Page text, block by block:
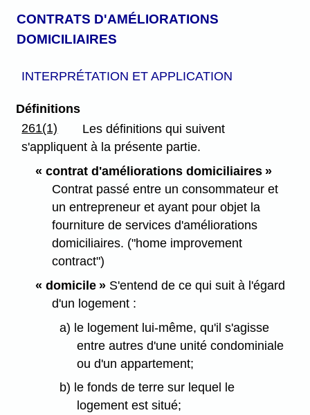
CONTRATS D'AMÉLIORATIONS
DOMICILIAIRES
INTERPRÉTATION ET APPLICATION
Définitions
261(1)
Les définitions qui suivent
s'appliquent à la présente partie.
« contrat d'améliorations domiciliaires »
Contrat passé entre un consommateur et
un entrepreneur et ayant pour objet la
fourniture de services d'améliorations
domiciliaires. ("home improvement
contract")
« domicile »S'entend de ce qui suit à l'égard
d'un logement :
a) le logement lui-même, qu'il s'agisse
entre autres d'une unité condominiale
ou d'un appartement;
b) le fonds de terre sur lequel le
logement est situé;